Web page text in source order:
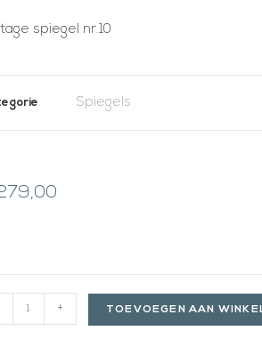
spiegel nr.10
Spiegels
+ TOEVOEGEN AAN